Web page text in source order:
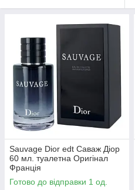
Sauvage Dior edt Саваж Діор
60 мл. туалетна Оригінал
Франція
Готово до відправки 1 од.